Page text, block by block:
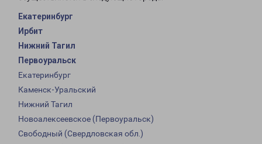
Екатеринбург
Ирбит
Нижний Тагил
Первоуральск
Екатеринбург
Каменск-Уральский
Нижний Тагил
Новоалексеевское (Первоуральск)
Свободный (Свердловская обл.)